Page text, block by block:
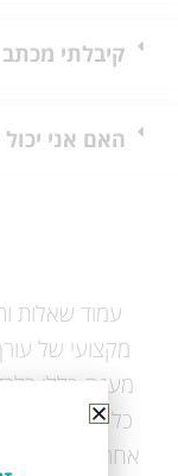
קיבלתי
האם אני
עמוד שאלות
מקצועי של
מענה כללי
כל אחד.
אחריות